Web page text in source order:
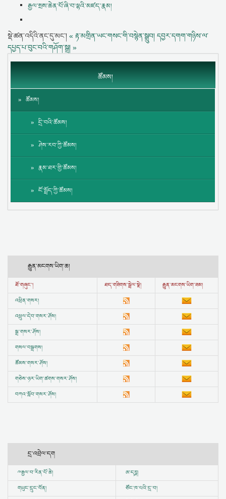
རྒྱལ་སྲས་ཆེན་པོ་ཞི་བ་ལྷའི་མཛད་རྣམ།
སྡེ་ཚན་འདིའི་ནང་དུ་མང་། « རྟ་མགྲིན་ཡང་གསང་གི་བསྙེན་སྒྲུབ། དབྱར་དགག་གཉིས་ལ་
དཔྱད་པ་བུང་བའི་གཤོག་སྒྲ། »
ཚོམས།
ཚོམས།
དྲི་བའི་ཚོམས།
ཤེས་རབ་ཀྱི་ཚོམས།
རྣམ་ཐར་གྱི་ཚོམས།
ངོ་སྤྲོད་ཀྱི་ཚོམས།
རྒྱུན་མངགས་ཡིག་ཆ།
ཐོ་གཞུང་། ཐད་གཟིགས་སྦྲེལ་སྣེ།
རྒྱུན་མངགས་ཡིག་ཟམ།
འཕྲིན་གསར།
འཕྲུལ་དེབ་གསར་ཤོས།
སྒྲ་གསར་ཤོས།
གསལ་བསྒྲགས།
ཚོམས་གསར་ཤོས།
གཅེས་ཉར་ཡིག་ཚགས་གསར་ཤོས།
བཀའ་སློབ་གསར་ཤོས།
དྲ་འབྲེལ་དག
ྋརྒྱལ་བ་རིན་པོ་ཆེ།
ཨ་དཪྴ།
གཡུང་དྲུང་བོན།
ཙོང་ཁ་པའི་དྲ་བ།